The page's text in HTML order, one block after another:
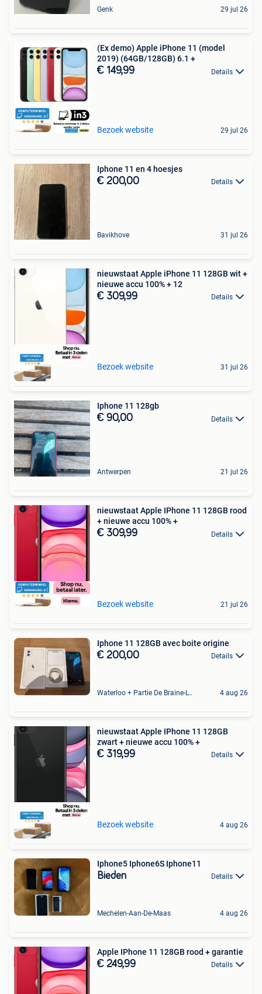
Genk 29 jul 26
(Ex demo) Apple iPhone 11 (model
2019) (64GB/128GB) 6.1 +
€ 149,99 Details
Bezoek website 29 jul 26
Iphone 11 en 4 hoesjes
€ 200,00 Details
Bavikhove 31 jul 26
nieuwstaat Apple iPhone 11 128GB wit +
nieuwe accu 100% + 12
€ 309,99 Details
Bezoek website 31 jul 26
Iphone 11 128gb
€ 90,00 Details
Antwerpen 21 jul 26
nieuwstaat Apple IPhone 11 128GB rood
+ nieuwe accu 100% +
€ 309,99 Details
Bezoek website 21 jul 26
Iphone 11 128GB avec boite origine
€ 200,00 Details
Waterloo + Partie De Braine-L'Alleud, De Ohain 4 aug 26
nieuwstaat Apple IPhone 11 128GB
zwart + nieuwe accu 100% +
€ 319,99 Details
Bezoek website 4 aug 26
Iphone5 Iphone6S Iphone11
Bieden Details
Mechelen-Aan-De-Maas 4 aug 26
Apple IPhone 11 128GB rood + garantie
€ 249,99 Details